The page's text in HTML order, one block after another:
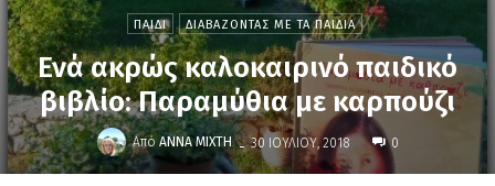
ΠΑΙΔΙ ΔΙΑΒΑΖΟΝΤΑΣ ΜΕ ΤΑ ΠΑΙΔΙΑ
Ενά ακρώς καλοκαιρινό παιδικό
βιβλίο: Παραμύθια με καρπούζι
Από ΆΝΝΑ ΜΊΧΤΗ - 30 ΙΟΥΛΊΟΥ, 2018 0